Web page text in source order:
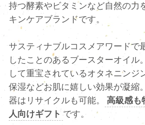
持つ酵素やビタミンなど自然の力
キンケアブランドです。
サスティナブルコスメアワードで
したことのあるブースターオイル
して重宝されているオタネニンジ
保湿などお肌に嬉しい効果が凝縮
器はリサイクルも可能。
高級感も
人向けギフト です。